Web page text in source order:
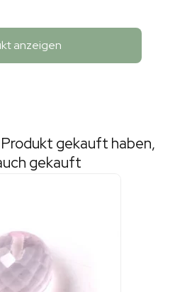
anzeigen
gekauft haben,
gekauft